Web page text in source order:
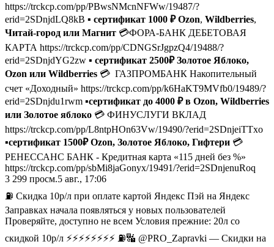
https://trckcp.com/pp/PBwsNMcnNFWw/19487/?
erid=2SDnjdLQ8kB ▪️ сертификат 1000 ₽ Ozon, Wildberries,
Читай-город или Магнит 💳ФОРА-БАНК ДЕБЕТОВАЯ
КАРТА https://trckcp.com/pp/CDNGSrJgpzQ4/19488/?
erid=2SDnjdYG2zw ▪️ сертификат 2500₽ Золотое Яблоко,
Ozon или Wildberries 💳 ГАЗПРОМБАНК Накопительный
счет «Доходный» https://trckcp.com/pp/k6HaKT9MVfb0/19489/?
erid=2SDnjdu1rwm ▪️сертификат до 4000 ₽ в Ozon, Wildberries
или Золотое яблоко 💳 ФИНУСЛУГИ ВКЛАД
https://trckcp.com/pp/L8ntpHOn63Vw/19490/?erid=2SDnjeiTTxo
▪️сертификат 1500₽ Ozon, Золотое Яблоко, Гифтери 💳
РЕНЕССАНС БАНК - Кредитная карта «115 дней без %»
https://trckcp.com/pp/sbMi8jaGonyx/19491/?erid=2SDnjenuRoq
3 299 просм.5 авг., 17:06
⛽️ Скидка 10р/л при оплате картой Яндекс Пэй на Яндекс
Заправках начала появляться у новых пользователей
Проверяйте, доступно не всем Условия прежние: 20л со
скидкой 10р/л ⚡️⚡️⚡️⚡️⚡️⚡️⚡️⚡️ ⛽️🔣 @PRO_Zapravki — Скидки на